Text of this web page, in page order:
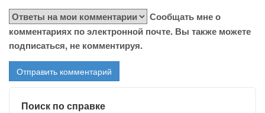
Сообщать мне о
комментариях по электронной почте. Вы также можете
подписаться, не комментируя.
Поиск по справке